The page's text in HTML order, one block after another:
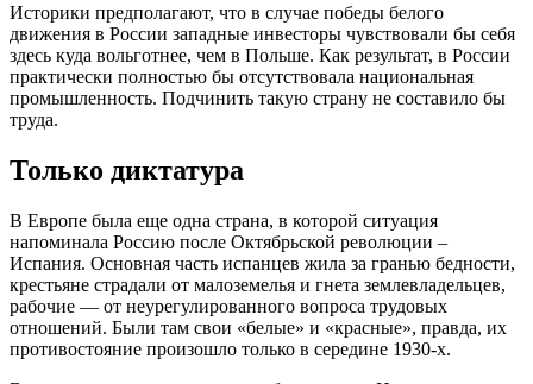
Историки предполагают, что в случае победы белого
движения в России западные инвесторы чувствовали бы себя
здесь куда вольготнее, чем в Польше. Как результат, в России
практически полностью бы отсутствовала национальная
промышленность. Подчинить такую страну не составило бы
труда.
Только диктатура
В Европе была еще одна страна, в которой ситуация
напоминала Россию после Октябрьской революции –
Испания. Основная часть испанцев жила за гранью бедности,
крестьяне страдали от малоземелья и гнета землевладельцев,
рабочие — от неурегулированного вопроса трудовых
отношений. Были там свои «белые» и «красные», правда, их
противостояние произошло только в середине 1930-х.